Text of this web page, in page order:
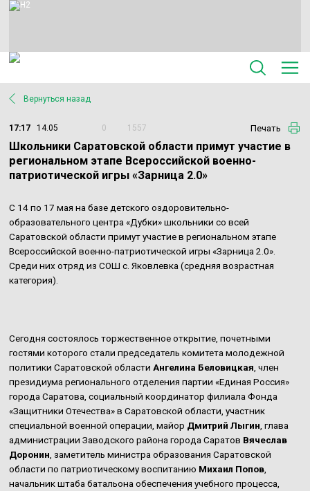
Вернуться назад
17:17 14.05 0 1557 Печать
Школьники Саратовской области примут участие в
региональном этапе Всероссийской военно-
патриотической игры «Зарница 2.0»
С 14 по 17 мая на базе детского оздоровительно-
образовательного центра «Дубки» школьники со всей
Саратовской области примут участие в региональном этапе
Всероссийской военно-патриотической игры «Зарница 2.0».
Среди них отряд из СОШ с. Яковлевка (средняя возрастная
категория).
Сегодня состоялось торжественное открытие, почетными
гостями которого стали председатель комитета молодежной
политики Саратовской областиАнгелина Беловицкая, член
президиума регионального отделения партии «Единая Россия»
города Саратова, социальный координатор филиала Фонда
«Защитники Отечества» в Саратовской области, участник
специальной военной операции, майор Дмитрий Лыгин, глава
администрации Заводского района города Саратов Вячеслав
Доронин, заметитель министра образования Саратовской
области по патриотическому воспитанию Михаил Попов,
начальник штаба батальона обеспечения учебного процесса,